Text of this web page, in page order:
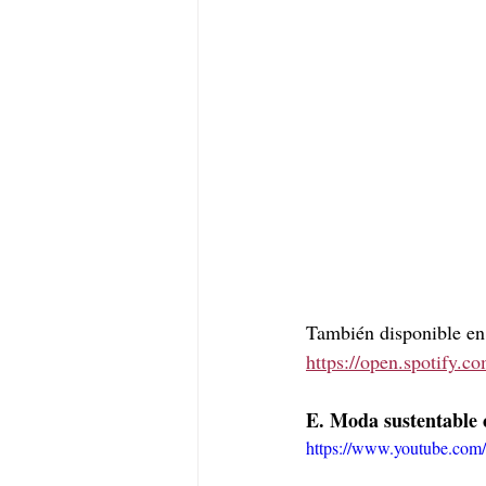
También disponible
https://
E. Moda
https://